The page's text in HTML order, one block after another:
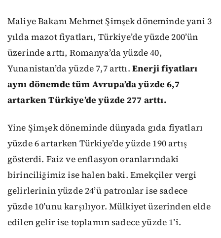
Maliye Bakanı Mehmet Şimşek döneminde yani 3
yılda mazot fiyatları, Türkiye’de yüzde 200’ün
üzerinde arttı, Romanya’da yüzde 40,
Yunanistan’da yüzde 7,7 arttı. Enerji fiyatları
aynı dönemde tüm Avrupa’da yüzde 6,7
artarken Türkiye’de yüzde 277 arttı.
Yine Şimşek döneminde dünyada gıda fiyatları
yüzde 6 artarken Türkiye’de yüzde 190 artış
gösterdi. Faiz ve enflasyon oranlarındaki
birinciliğimiz ise halen baki. Emekçiler vergi
gelirlerinin yüzde 24’ü patronlar ise sadece
yüzde 10’unu karşılıyor. Mülkiyet üzerinden elde
edilen gelir ise toplamın sadece yüzde 1’i.